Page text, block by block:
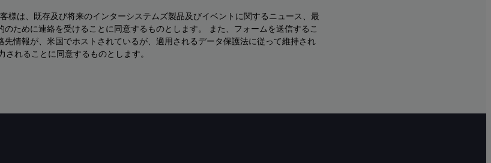
様は、既存及び将来のインターシステムズ製品及びイベントに関するニュース、最
ために連絡を受けることに同意するものとします。 また、フォームを送信するこ
先情報が、米国でホストされているが、適用されるデータ保護法に従って維持され
れることに同意するものとします。